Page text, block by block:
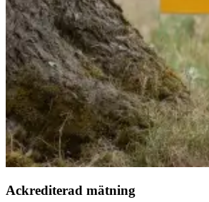
Ackrediterad mätning